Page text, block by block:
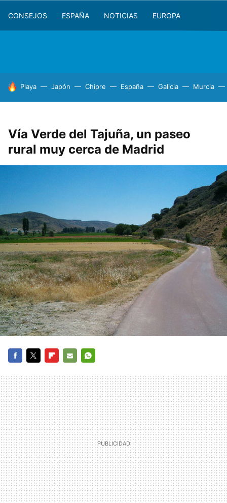
CONSEJOS ESPAÑA NOTICIAS EUROPA
HOY SE HABLA DE
Playa Japón Chipre España Galicia Murcia
Vía Verde del Tajuña, un paseo
rural muy cerca de Madrid
MAIL